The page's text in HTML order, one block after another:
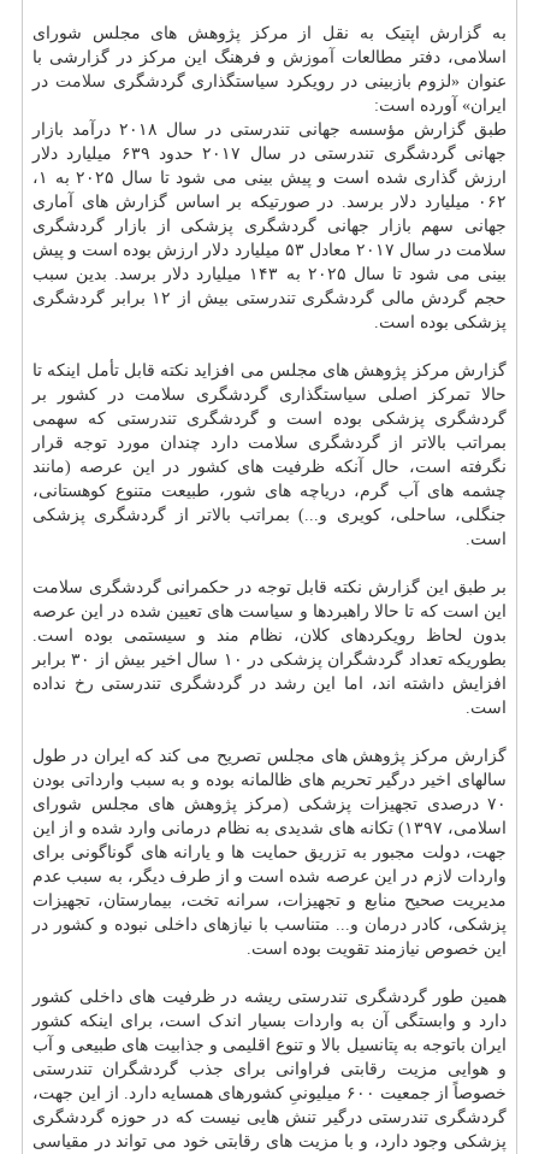
به گزارش اپتیک به نقل از مرکز پژوهش های مجلس شورای
اسلامی، دفتر مطالعات
آموزش و فرهنگ این مرکز در گزارشی با
عنوان «لزوم بازبینی در رویکرد سیاستگذاری گردشگری سلامت در
ایران» آورده است:
طبق گزارش مؤسسه جهانی تندرستی در سال ۲۰۱۸ درآمد
بازار
جهانی گردشگری تندرستی در سال ۲۰۱۷ حدود ۶۳۹ میلیارد دلار
ارزش گذاری شده است و پیش بینی می شود تا سال ۲۰۲۵ به ۱،
۰۶۲ میلیارد دلار برسد. در صورتیکه بر اساس گزارش های آماری
جهانی سهم بازار جهانی گردشگری پزشکی از بازار گردشگری
سلامت در سال ۲۰۱۷ معادل ۵۳ میلیارد دلار ارزش بوده است و پیش
بینی می شود تا سال ۲۰۲۵ به ۱۴۳ میلیارد دلار برسد. بدین سبب
حجم گردش مالی گردشگری تندرستی بیش از ۱۲ برابر گردشگری
پزشکی بوده است.
گزارش مرکز پژوهش های مجلس می افزاید نکته قابل تأمل اینکه تا
حالا تمرکز اصلی سیاستگذاری گردشگری سلامت در کشور بر
گردشگری پزشکی بوده است و گردشگری تندرستی که سهمی
بمراتب بالاتر از گردشگری سلامت دارد چندان مورد توجه قرار
نگرفته است، حال آنکه ظرفیت های کشور در این عرصه (مانند
چشمه های آب گرم، دریاچه های شور، طبیعت متنوع کوهستانی،
جنگلی، ساحلی، کویری و...) بمراتب بالاتر از گردشگری پزشکی
است.
بر طبق این گزارش نکته قابل توجه در حکمرانی گردشگری سلامت
این است که تا حالا راهبردها و سیاست های تعیین شده در این عرصه
بدون لحاظ رویکردهای کلان، نظام مند و سیستمی بوده است.
بطوریکه تعداد گردشگران پزشکی در ۱۰ سال اخیر بیش از ۳۰ برابر
افزایش داشته اند، اما این رشد در گردشگری تندرستی رخ نداده
است.
گزارش مرکز پژوهش های مجلس تصریح می کند که ایران در طول
سالهای اخیر درگیر تحریم های ظالمانه بوده و به سبب وارداتی بودن
۷۰ درصدی تجهیزات پزشکی (مرکز پژوهش های مجلس شورای
اسلامی، ۱۳۹۷) تکانه های شدیدی به نظام درمانی وارد شده و از این
جهت، دولت مجبور به تزریق حمایت ها و یارانه های گوناگونی برای
واردات لازم در این عرصه شده است و از طرف دیگر، به سبب عدم
مدیریت صحیح منابع و تجهیزات، سرانه تخت، بیمارستان، تجهیزات
پزشکی، کادر درمان و... متناسب با نیازهای داخلی نبوده و کشور در
این خصوص نیازمند تقویت بوده است.
همین طور گردشگری تندرستی ریشه در ظرفیت های داخلی کشور
دارد و وابستگی آن به واردات بسیار اندک است، برای اینکه کشور
ایران باتوجه به پتانسیل بالا و تنوع اقلیمی و جذابیت های طبیعی و آب
و هوایی مزیت رقابتی فراوانی برای جذب گردشگران تندرستی
خصوصاً از جمعیت ۶۰۰ میلیونیِ کشورهای همسایه دارد. از این جهت،
گردشگری تندرستی درگیر تنش هایی نیست که در حوزه گردشگری
پزشکی وجود دارد، و با مزیت های رقابتی خود می تواند در مقیاسی